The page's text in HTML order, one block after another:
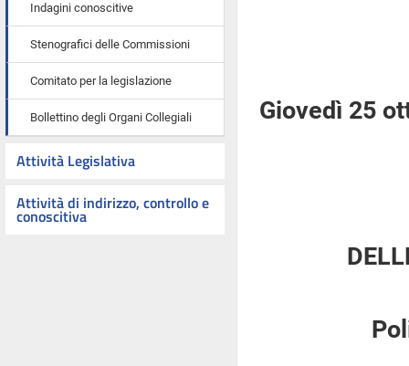
Indagini conoscitive
Stenografici delle Commissioni
Comitato per la legislazione
Bollettino degli Organi Collegiali
Attività Legislativa
Attività di indirizzo, controllo e
conoscitiva
Giovedì 25